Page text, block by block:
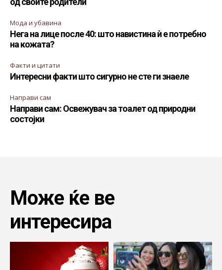
Мода и убавина
Нега на лице после 40: што навистина ѝ е потребно
на кожата?
Факти и цитати
Интересни факти што сигурно не сте ги знаеле
Направи сам
Направи сам: Освежувач за тоалет од природни
состојки
Може ќе ве
интересира